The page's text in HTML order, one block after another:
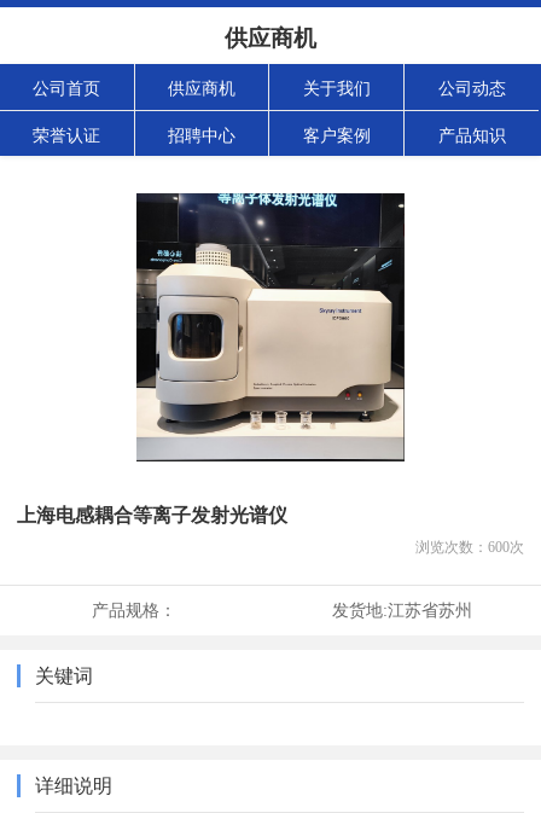
供应商机
公司首页 供应商机 关于我们 公司动态
荣誉认证 招聘中心 客户案例 产品知识
上海电感耦合等离子发射光谱仪
浏览次数： 600次
产品规格： 发货地:江苏省苏州
关键词
详细说明